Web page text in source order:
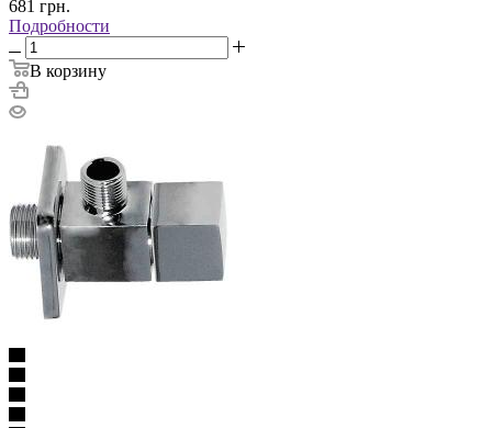
681 грн.
Подробности
В корзину